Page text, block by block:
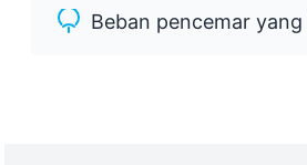
Beban pencemar